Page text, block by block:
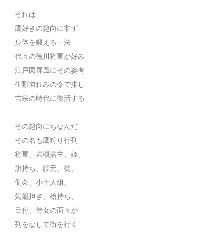
それは
鷹好きの趣向に非ず
身体を鍛える一法
代々の徳川将軍が好み
江戸図屏風にその姿有
生類憐れみの令で排し
吉宗の時代に復活する
その趣向にちなんだ
その名も鷹狩り行列
将軍、岩槻藩主、姫、
旗持ち、腰元、徒、
側衆、小十人組、
駕籠担ぎ、槍持ち、
目付、侍女の面々が
列をなして街を行く